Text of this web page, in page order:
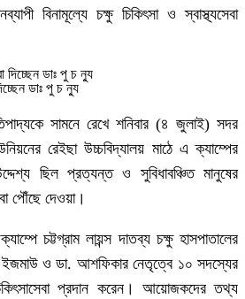
বিনামূল্যে চক্ষু চিকিৎসা ও স্বাস্থ্যসেবা
ডাঃ পু চ ন্যু
সামনে রেখে শনিবার (৪ জুলাই) সদর
রেইছা উচ্চবিদ্যালয় মাঠে এ ক্যাম্পের
ছিল প্রত্যন্ত ও সুবিধাবঞ্চিত মানুষের
পৌঁছে দেওয়া।
চট্টগ্রাম লায়ন্স দাতব্য চক্ষু হাসপাতালের
ইজমাউ ও ডা. আশফিকার নেতৃত্বে ১০ সদস্যের
প্রদান করেন। আয়োজকদের তথ্য